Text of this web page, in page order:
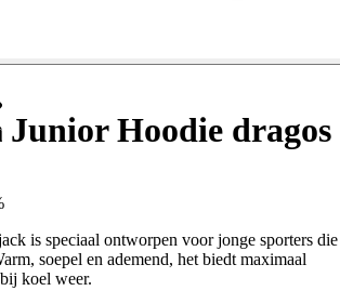
Junior Hoodie dragos
is speciaal ontworpen voor jonge sporters die
soepel en ademend, het biedt maximaal
koel weer.